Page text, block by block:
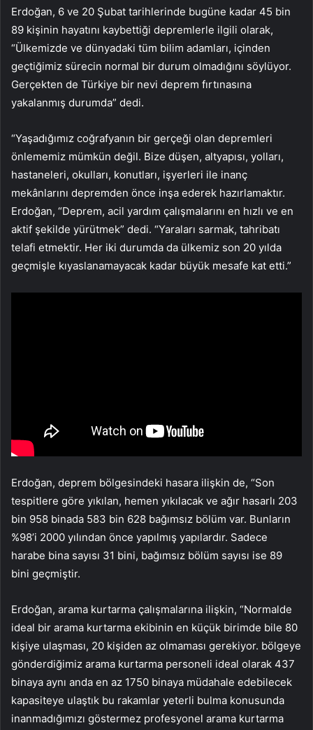
Erdoğan, 6 ve 20 Şubat tarihlerinde bugüne kadar 45 bin
89 kişinin hayatını kaybettiği depremlerle ilgili olarak,
“Ülkemizde ve dünyadaki tüm bilim adamları, içinden
geçtiğimiz sürecin normal bir durum olmadığını söylüyor.
Gerçekten de Türkiye bir nevi deprem fırtınasına
yakalanmış durumda” dedi.
“Yaşadığımız coğrafyanın bir gerçeği olan depremleri
önlememiz mümkün değil. Bize düşen, altyapısı, yolları,
hastaneleri, okulları, konutları, işyerleri ile inanç
mekânlarını depremden önce inşa ederek hazırlamaktır.
Erdoğan, “Deprem, acil yardım çalışmalarını en hızlı ve en
aktif şekilde yürütmek” dedi. “Yaraları sarmak, tahribatı
telafi etmektir. Her iki durumda da ülkemiz son 20 yılda
geçmişle kıyaslanamayacak kadar büyük mesafe kat etti.”
Erdoğan, deprem bölgesindeki hasara ilişkin de, “Son
tespitlere göre yıkılan, hemen yıkılacak ve ağır hasarlı 203
bin 958 binada 583 bin 628 bağımsız bölüm var. Bunların
%98’i 2000 yılından önce yapılmış yapılardır. Sadece
harabe bina sayısı 31 bini, bağımsız bölüm sayısı ise 89
bini geçmiştir.
Erdoğan, arama kurtarma çalışmalarına ilişkin, “Normalde
ideal bir arama kurtarma ekibinin en küçük birimde bile 80
kişiye ulaşması, 20 kişiden az olmaması gerekiyor. bölgeye
gönderdiğimiz arama kurtarma personeli ideal olarak 437
binaya aynı anda en az 1750 binaya müdahale edebilecek
kapasiteye ulaştık bu rakamlar yeterli bulma konusunda
inanmadığımızı göstermez profesyonel arama kurtarma